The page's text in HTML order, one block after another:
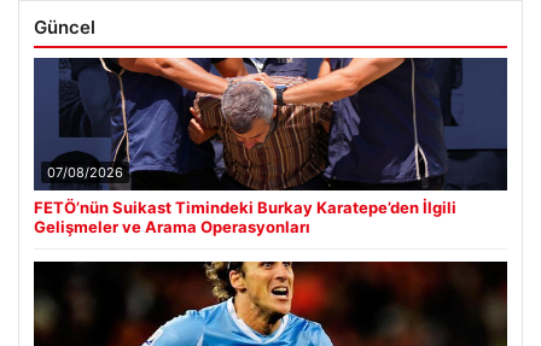
Güncel
07/08/2026
FETÖ’nün Suikast Timindeki Burkay Karatepe’den İlgili
Gelişmeler ve Arama Operasyonları